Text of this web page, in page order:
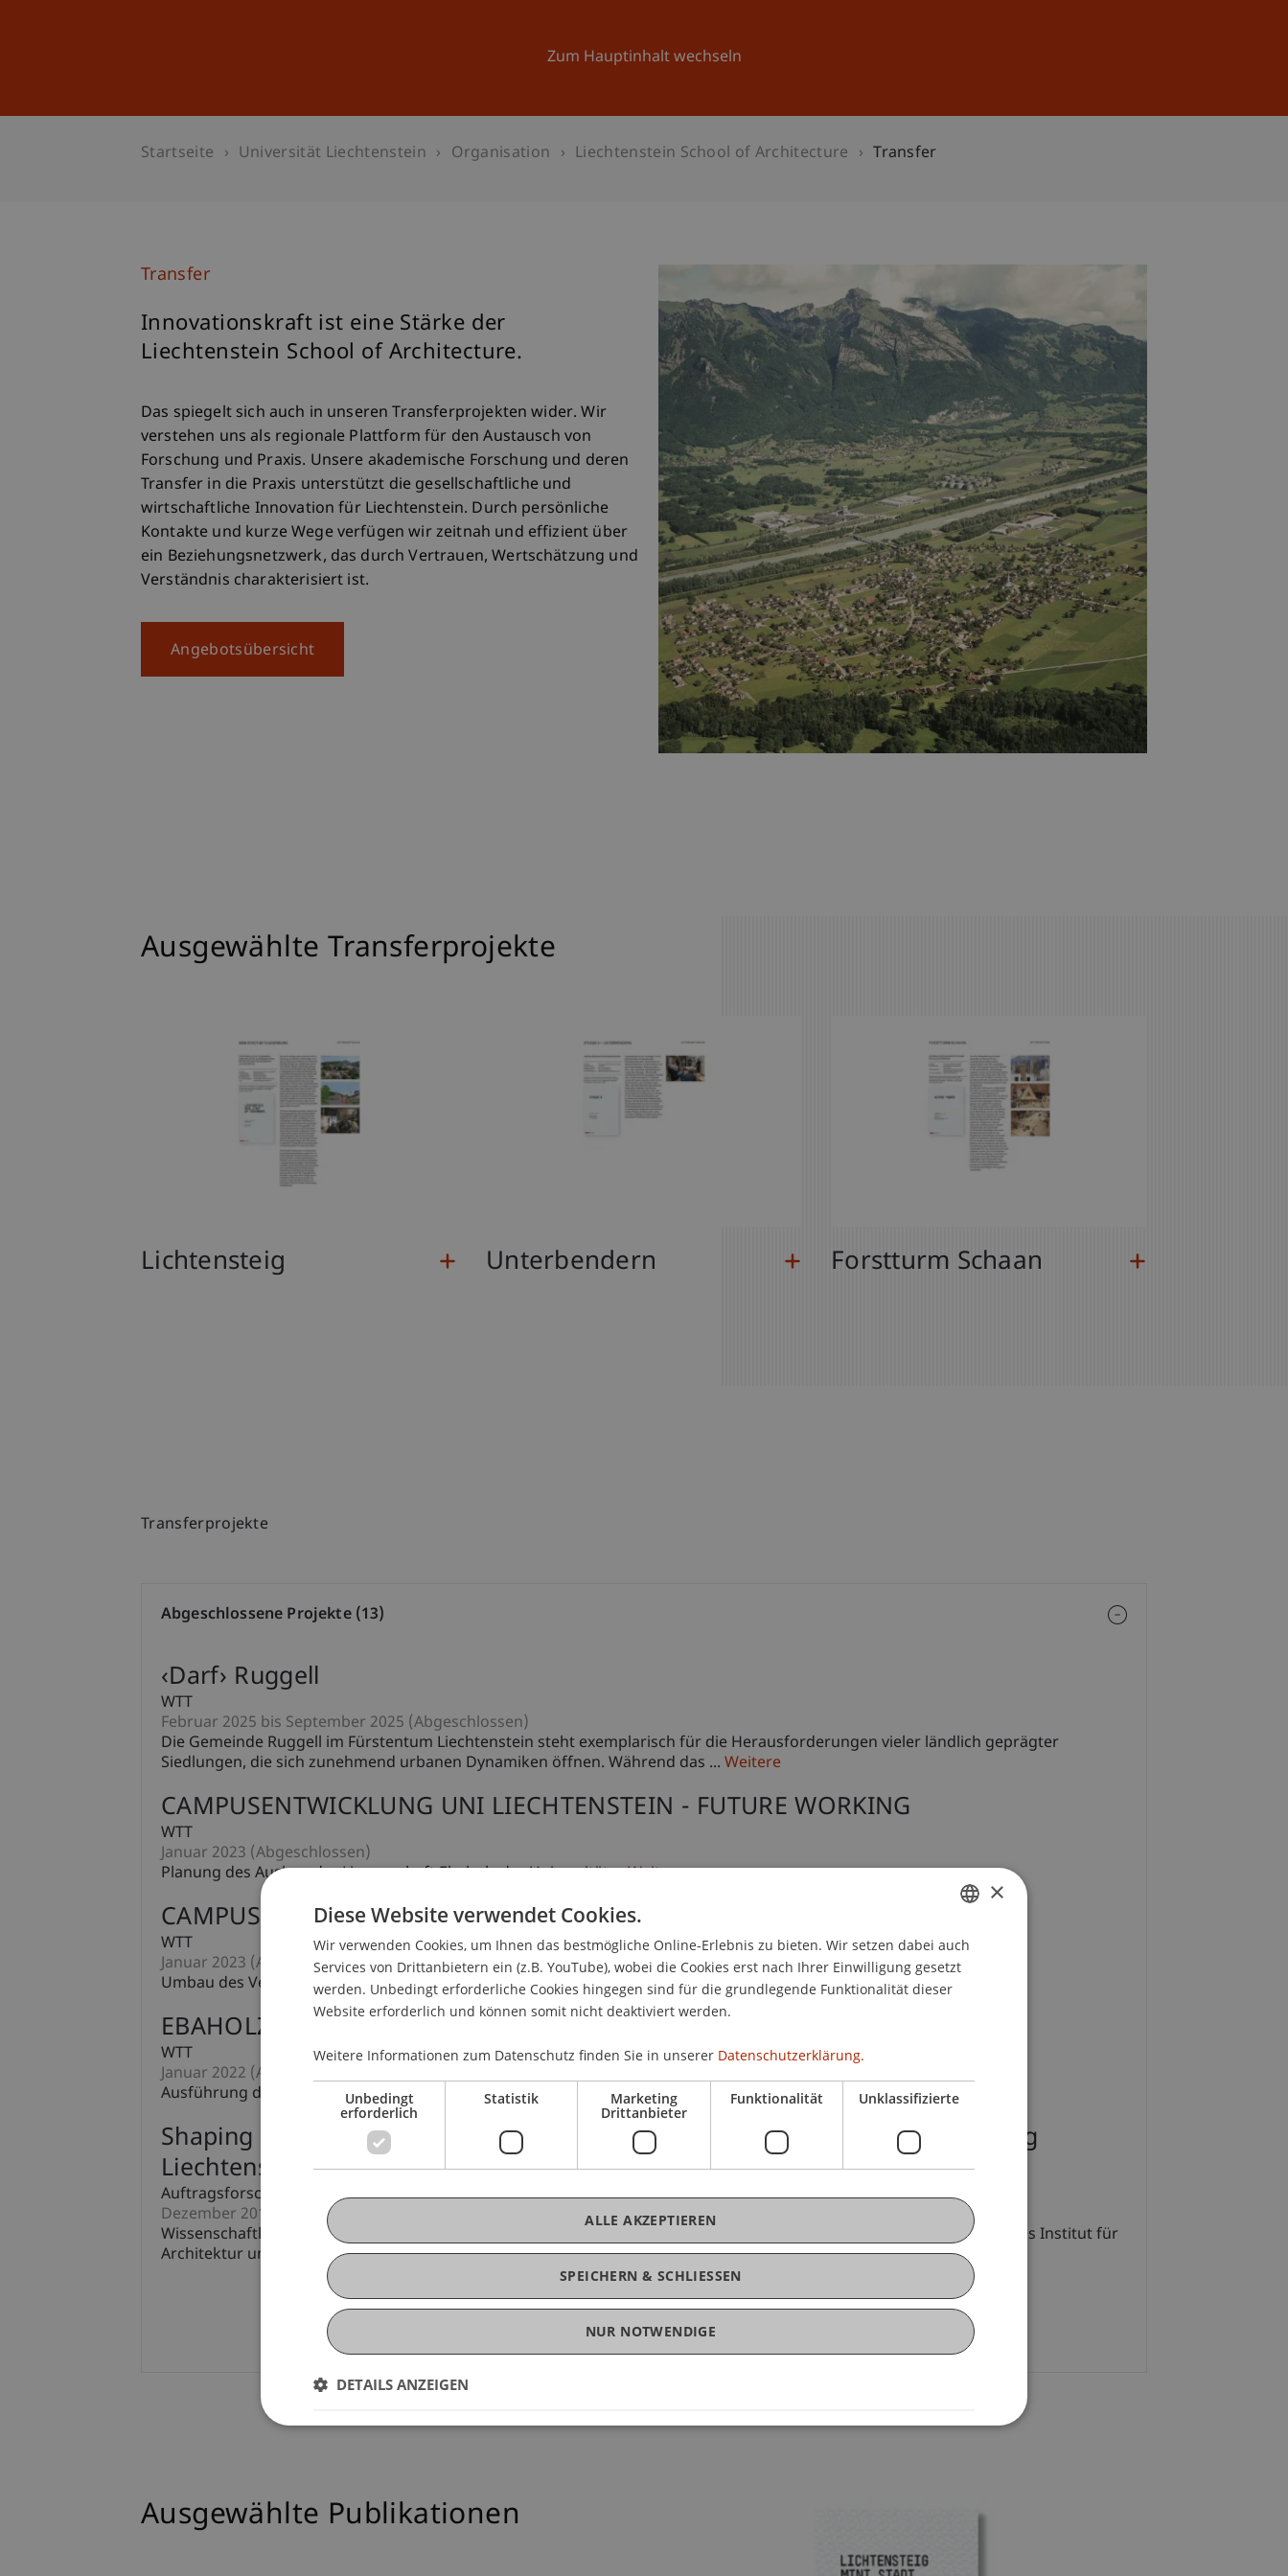
Zum Hauptinhalt wechseln
Universität Aktuelles
Startseite Universität Liechtenstein Organisation Liechtenstein School of Architecture Transfer
Transfer
Innovationskraft ist eine Stärke der
Liechtenstein School of Architecture.
Das spiegelt sich auch in unseren Transferprojekten wider. Wir
verstehen uns als regionale Plattform für den Austausch von
Forschung und Praxis. Unsere akademische Forschung und deren
Transfer in die Praxis unterstützt die gesellschaftliche und
wirtschaftliche Innovation für Liechtenstein. Durch persönliche
Kontakte und kurze Wege verfügen wir zeitnah und effizient über
ein Beziehungsnetzwerk, das durch Vertrauen, Wertschätzung und
Verständnis charakterisiert ist.
Angebotsübersicht
Ausgewählte Transferprojekte
Lichtensteig Unterbendern Forstturm Schaan
Transferprojekte
Abgeschlossene Projekte (13)
‹Darf› Ruggell
WTT
Februar 2025 bis September 2025 (Abgeschlossen)
Die Gemeinde Ruggell im Fürstentum Liechtenstein steht exemplarisch für die Herausforderungen vieler ländlich geprägter
Siedlungen, die sich zunehmend urbanen Dynamiken öffnen. Während das ... Weitere
CAMPUSENTWICKLUNG UNI LIECHTENSTEIN - FUTURE WORKING
WTT
Januar 2023 (Abgeschlossen)
Planung des Ausbau der Liegenschaft Ebaholz der Universität ...Weitere
CAMPUS RELOADED
WTT
Januar 2023 (Abgeschlossen)
Umbau des Vereinshauses zur Bibliothek der Universität ...Weitere
EBAHOLZ 1:1
WTT
Januar 2022 (Abgeschlossen)
Ausführung des Innenausbaus für die Universität ...
Shaping the future - Herausforderungen und Chancen der Raumentwicklung
Liechtensteins
Auftragsforschung
Dezember 2017 bis Januar 2019 (Abgeschlossen)
Wissenschaftlicher Teil der Studie "Raumentwicklung Liechtenstein" der Stiftung Zukunft.liDie Stiftung Zukunft.li hat das Institut für
Architektur und Raumentwicklung der Universität Liechtenstein ...Weitere
Mehr anzeigen
Ausgewählte Publikationen
GERMAN
ENGLISH
×
Diese Website verwendet Cookies.
Wir verwenden Cookies, um Ihnen das bestmögliche Online-Erlebnis zu bieten. Wir setzen dabei auch
Services von Drittanbietern ein (z.B. YouTube), wobei die Cookies erst nach Ihrer Einwilligung gesetzt
werden. Unbedingt erforderliche Cookies hingegen sind für die grundlegende Funktionalität dieser
Website erforderlich und können somit nicht deaktiviert werden.
Weitere Informationen zum Datenschutz finden Sie in unserer Datenschutzerklärung.
Unbedingt
erforderlich
Statistik Marketing
Drittanbieter
Funktionalität Unklassifizierte
SPEICHERN & SCHLIESSEN
ALLE AKZEPTIEREN
NUR NOTWENDIGE
DETAILS ANZEIGEN